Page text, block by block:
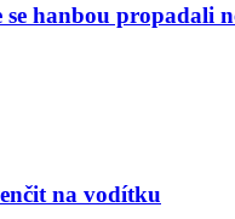
hanbou propadali
na vodítku